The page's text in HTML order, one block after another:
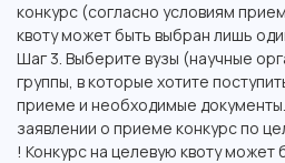
конкурс (согласно условиям
квоту может быть выбран лишь
Шаг 3. Выберите вузы (научные
группы, в которые хотите
приеме и необходимые
заявлении о приеме конкурс по
! Конкурс на целевую квоту может